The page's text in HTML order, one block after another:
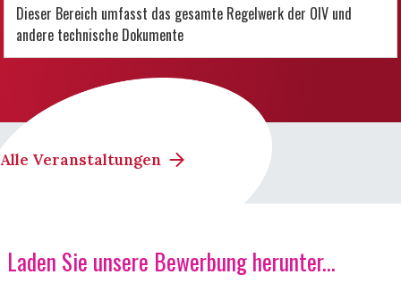
Dieser Bereich umfasst das gesamte Regelwerk der OIV und
andere technische Dokumente
Alle Veranstaltungen
Laden Sie unsere Bewerbung herunter...